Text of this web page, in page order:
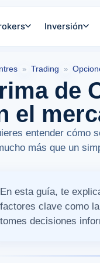
Inversión
» Trading »
de
el
entender cómo
más que un
En esta guía, te
factores clave como
tomes decisiones